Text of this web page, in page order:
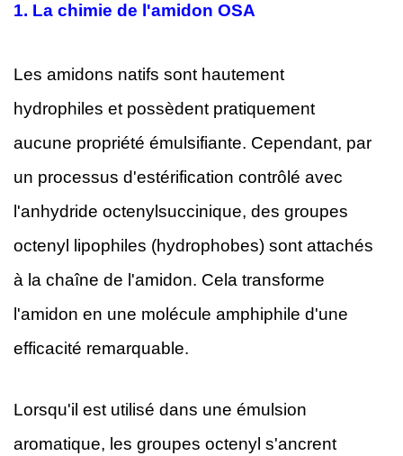
1. La chimie de l'amidon OSA
Les amidons natifs sont hautement
hydrophiles et possèdent pratiquement
aucune propriété émulsifiante. Cependant, par
un processus d'estérification contrôlé avec
l'anhydride octenylsuccinique, des groupes
octenyl lipophiles (hydrophobes) sont attachés
à la chaîne de l'amidon. Cela transforme
l'amidon en une molécule amphiphile d'une
efficacité remarquable.
Lorsqu'il est utilisé dans une émulsion
aromatique, les groupes octenyl s'ancrent